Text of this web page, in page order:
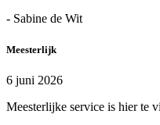
- Sabine de Wit
Meesterlijk
6 juni 2026
Meesterlijke service is hier te